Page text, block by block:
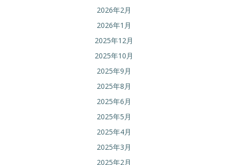
2026年2月
2026年1月
2025年12月
2025年10月
2025年9月
2025年8月
2025年6月
2025年5月
2025年4月
2025年3月
2025年2月